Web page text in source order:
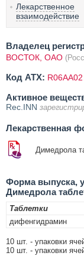
Лекарственное
взаимодействие
Владелец
ВОСТОК, ОАО
Код ATX: R06AA02
Активное
Rec.INN
Лекарственная
Димедрола
Форма выпуска,
Димедрола
Таблетки
дифенгидрамин
10 шт. - упаковки
10 шт. - упаковки